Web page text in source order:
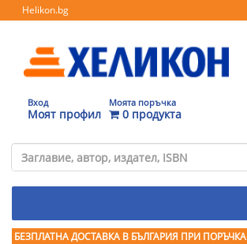
Helikon.bg
Вход
Моят профил
Моята поръчка
0 продукта
БЕЗПЛАТНА ДОСТАВКА В БЪЛГАРИЯ ПРИ ПОРЪЧКА